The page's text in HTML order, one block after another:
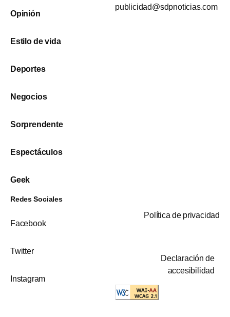
Opinión
Estilo de vida
Deportes
Negocios
Sorprendente
Espectáculos
Geek
publicidad@sdpnoticias.com
Redes Sociales
Facebook
Twitter
Instagram
Política de privacidad
Declaración de
accesibilidad